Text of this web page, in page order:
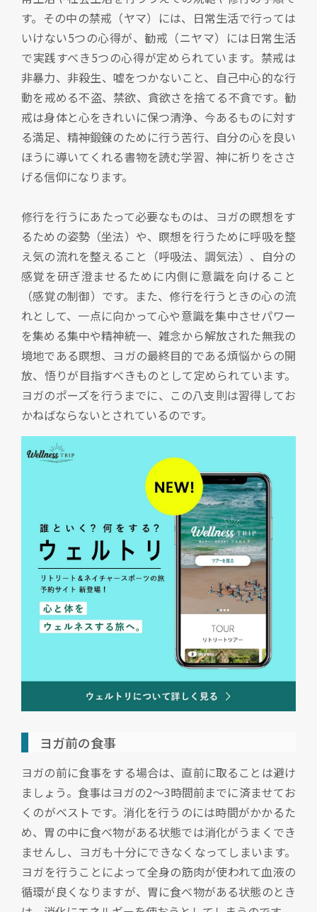
す。その中の禁戒（ヤマ）には、日常生活で行っては
いけない5つの心得が、勧戒（ニヤマ）には日常生活
で実践すべき5つの心得が定められています。禁戒は
非暴力、非殺生、嘘をつかないこと、自己中心的な行
動を戒める不盗、禁欲、貪欲さを捨てる不貪です。勧
戒は身体と心をきれいに保つ清浄、今あるものに対す
る満足、精神鍛錬のために行う苦行、自分の心を良い
ほうに導いてくれる書物を読む学習、神に祈りをささ
げる信仰になります。
修行を行うにあたって必要なものは、ヨガの瞑想をす
るための姿勢（坐法）や、瞑想を行うために呼吸を整
え気の流れを整えること（呼吸法、調気法）、自分の
感覚を研ぎ澄ませるために内側に意識を向けること
（感覚の制御）です。また、修行を行うときの心の流
れとして、一点に向かって心や意識を集中させパワー
を集める集中や精神統一、雑念から解放された無我の
境地である瞑想、ヨガの最終目的である煩悩からの開
放、悟りが目指すべきものとして定められています。
ヨガのポーズを行うまでに、この八支則は習得してお
かねばならないとされているのです。
ヨガ前の食事
ヨガの前に食事をする場合は、直前に取ることは避け
ましょう。食事はヨガの2～3時間前までに済ませてお
くのがベストです。消化を行うのには時間がかかるた
め、胃の中に食べ物がある状態では消化がうまくでき
ませんし、ヨガも十分にできなくなってしまいます。
ヨガを行うことによって全身の筋肉が使われて血液の
循環が良くなりますが、胃に食べ物がある状態のとき